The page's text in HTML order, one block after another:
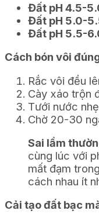
Đất pH 4.5-
Đất pH 5.0-
Đất pH 5.5-
Cách bón vôi
Rắc vôi đều
Cày xáo trộn
Tưới nước
Chờ 20-30
Sai lầm
cùng lúc với
mất đạm
cách nhau ít
Cải tạo đất bạc